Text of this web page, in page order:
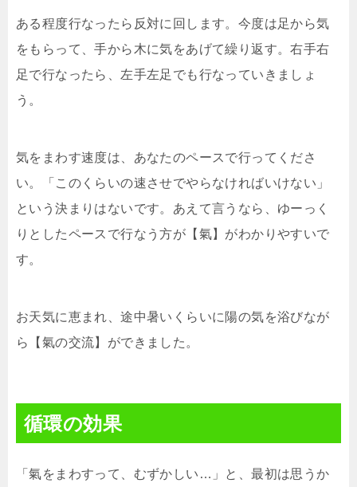
ある程度行なったら反対に回します。今度は足から気
をもらって、手から木に気をあげて繰り返す。右手右
足で行なったら、左手左足でも行なっていきましょ
う。
気をまわす速度は、あなたのペースで行ってくださ
い。「このくらいの速させでやらなければいけない」
という決まりはないです。あえて言うなら、ゆーっく
りとしたペースで行なう方が【氣】がわかりやすいで
す。
お天気に恵まれ、途中暑いくらいに陽の気を浴びなが
ら【氣の交流】ができました。
循環の効果
「氣をまわすって、むずかしい…」と、最初は思うか